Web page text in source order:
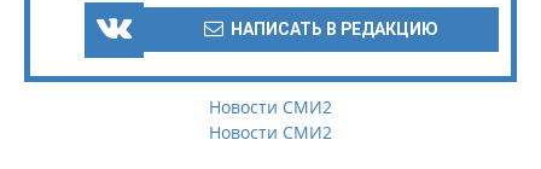
НАПИСАТЬ В РЕДАКЦИЮ
Новости СМИ2
Новости СМИ2